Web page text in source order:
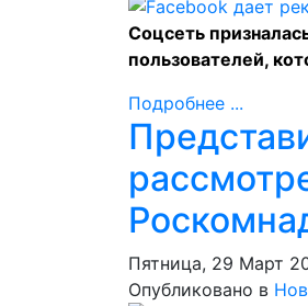
Соцсеть
пользователей,
Подробнее ...
Пятница, 29 Март
Опубликовано в